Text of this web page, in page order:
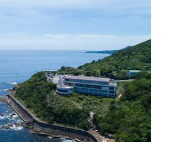
介類をふんだんにつかった豪華